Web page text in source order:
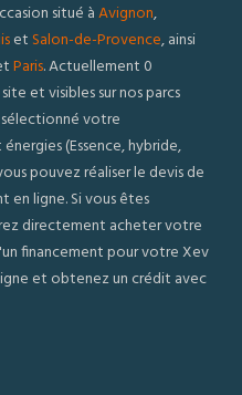
situé àAvignon,
et Salon-de-Provence, ainsi
Paris. Actuellement 0
et visibles sur nos parcs
sélectionné votre
(Essence, hybride,
pouvez réaliser le devis de
ligne. Si vous êtes
directement acheter votre
financement pour votre Xev
et obtenez un crédit avec